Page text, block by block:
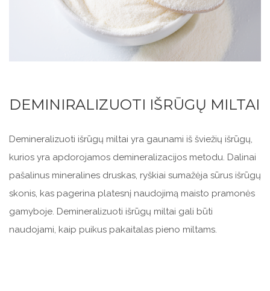
DEMINIRALIZUOTI IŠRŪGŲ MILTAI
Demineralizuoti išrūgų miltai yra gaunami iš šviežių išrūgų,
kurios yra apdorojamos demineralizacijos metodu. Dalinai
pašalinus mineralines druskas, ryškiai sumažėja sūrus išrūgų
skonis, kas pagerina platesnį naudojimą maisto pramonės
gamyboje. Demineralizuoti išrūgų miltai gali būti
naudojami, kaip puikus pakaitalas pieno miltams.